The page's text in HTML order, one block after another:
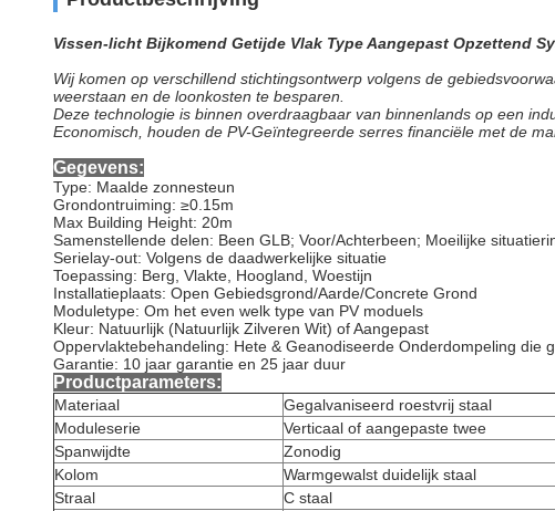
Vissen-licht Bijkomend Getijde Vlak Type Aangepast Opzettend
Wij komen op verschillend stichtingsontwerp volgens de
weerstaan en de loonkosten te besparen.
Deze technologie is binnen overdraagbaar van binnenlands op een
Economisch, houden de PV-Geïntegreerde serres financiële met de
Gegevens:
Type: Maalde zonnesteun
Grondontruiming: ≥0.15m
Max Building Height: 20m
Samenstellende delen: Been GLB; Voor/Achterbeen; Moeilijke
Serielay-out: Volgens de daadwerkelijke situatie
Toepassing: Berg, Vlakte, Hoogland, Woestijn
Installatieplaats: Open Gebiedsgrond/Aarde/Concrete Grond
Moduletype: Om het even welk type van PV moduels
Kleur: Natuurlijk (Natuurlijk Zilveren Wit) of Aangepast
Oppervlaktebehandeling: Hete & Geanodiseerde Onderdompeling die
Garantie: 10 jaar garantie en 25 jaar duur
Productparameters:
Materiaal
Gegalvaniseerd roestvrij staal
Moduleserie
Verticaal of aangepaste twee
Spanwijdte
Zonodig
Kolom
Warmgewalst duidelijk staal
Straal
C staal